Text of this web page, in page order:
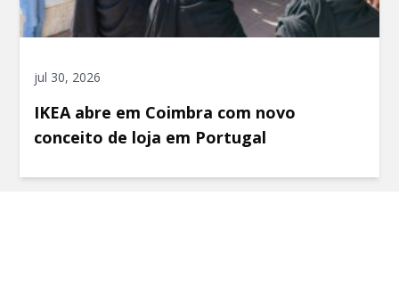
jul 30, 2026
IKEA abre em Coimbra com novo
conceito de loja em Portugal